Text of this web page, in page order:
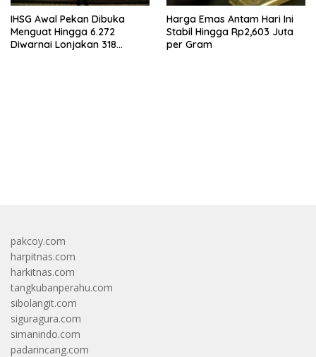
IHSG Awal Pekan Dibuka
Menguat Hingga 6.272
Diwarnai Lonjakan 318
Harga Emas Antam Hari Ini
Stabil Hingga Rp2,603 Juta
per Gram
pakcoy.com
harpitnas.com
harkitnas.com
tangkubanperahu.com
sibolangit.com
siguragura.com
simanindo.com
padarincang.com